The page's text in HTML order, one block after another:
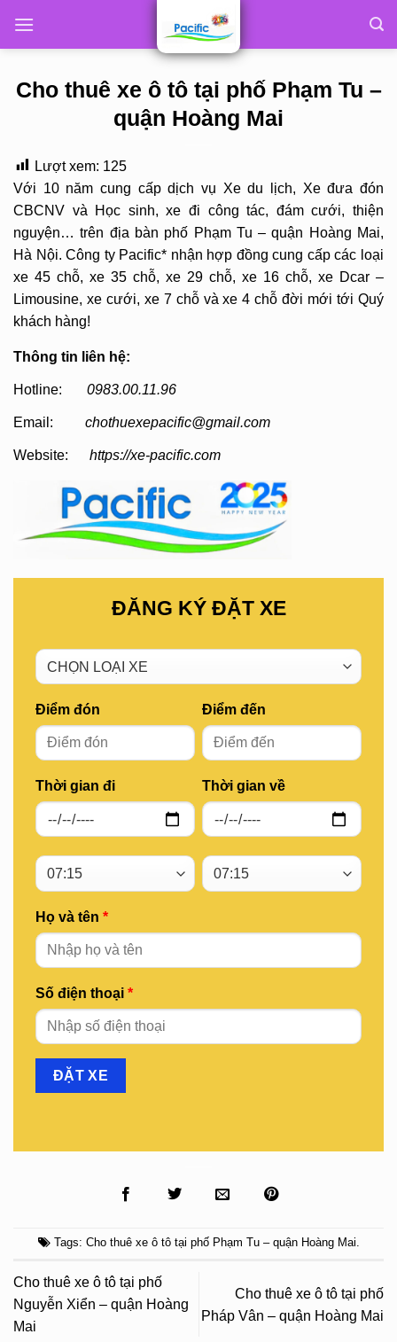
Cho thuê xe ô tô tại phố Phạm Tu –
quận Hoàng Mai
Lượt xem: 125
Với 10 năm cung cấp dịch vụ Xe du lịch, Xe đưa đón
CBCNV và Học sinh, xe đi công tác, đám cưới, thiện
nguyện… trên địa bàn phố Phạm Tu – quận Hoàng Mai,
Hà Nội. Công ty Pacific* nhận hợp đồng cung cấp các loại
xe 45 chỗ, xe 35 chỗ, xe 29 chỗ, xe 16 chỗ, xe Dcar –
Limousine, xe cưới, xe 7 chỗ và xe 4 chỗ đời mới tới Quý
khách hàng!
Thông tin liên hệ:
Hotline: 0983.00.11.96
Email: chothuexepacific@gmail.com
Website: https://xe-pacific.com
ĐĂNG KÝ ĐẶT XE
Điểm đón
Thời gian đi
Điểm đến
Thời gian về
Họ và tên *
Số điện thoại *
Tags: Cho thuê xe ô tô tại phố Phạm Tu – quận Hoàng Mai.
Cho thuê xe ô tô tại phố
Nguyễn Xiển – quận Hoàng
Mai
Cho thuê xe ô tô tại phố
Pháp Vân – quận Hoàng Mai